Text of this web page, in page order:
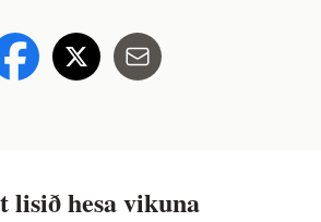
lisið hesa vikuna